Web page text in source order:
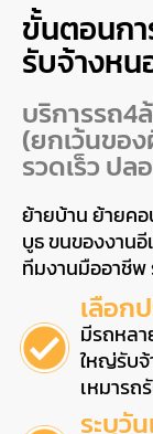
ขั้นตอนก
รับจ้างห
บริการรถ4
(ยกเว้นขอ
รวดเร็ว ป
ย้ายบ้าน ย้ายค
บูธ ขนของงาน
ทีมงานมืออาชีพ
เลือก
มีรถหลา
ใหญ่รับจ้
เหมารถ
ระบุวั